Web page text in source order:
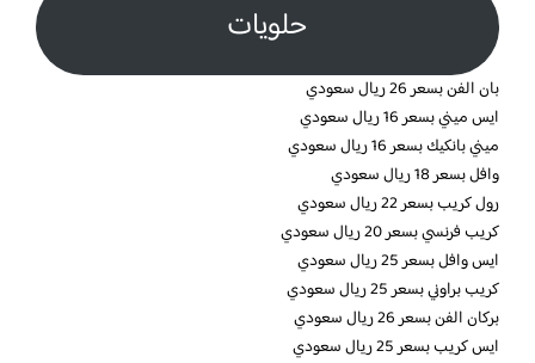
حلويات
بان الفن بسعر 26 ريال سعودي
ايس ميني بسعر 16 ريال سعودي
ميني بانكيك بسعر 16 ريال سعودي
وافل بسعر 18 ريال سعودي
رول كريب بسعر 22 ريال سعودي
كريب فرنسي بسعر 20 ريال سعودي
ايس وافل بسعر 25 ريال سعودي
كريب براوني بسعر 25 ريال سعودي
بركان الفن بسعر 26 ريال سعودي
ايس كريب بسعر 25 ريال سعودي